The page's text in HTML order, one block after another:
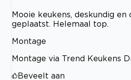
Mooie keukens, deskundig
geplaatst. Helemaal top.
Montage
Montage via Trend Keukens
Beveelt aan